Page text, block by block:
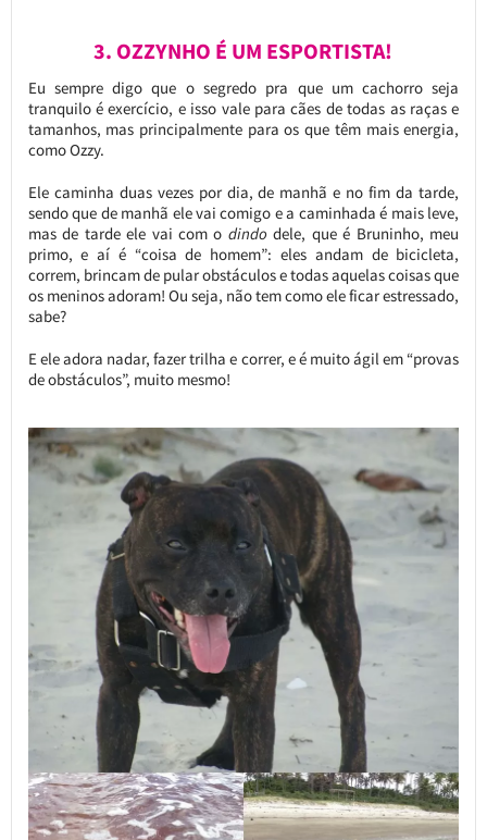
3. OZZYNHO É UM ESPORTISTA!
Eu sempre digo que o segredo pra que um cachorro seja
tranquilo é exercício, e isso vale para cães de todas as raças e
tamanhos, mas principalmente para os que têm mais energia,
como Ozzy.
Ele caminha duas vezes por dia, de manhã e no fim da tarde,
sendo que de manhã ele vai comigo e a caminhada é mais leve,
mas de tarde ele vai com o dindo dele, que é Bruninho, meu
primo, e aí é “coisa de homem”: eles andam de bicicleta,
correm, brincam de pular obstáculos e todas aquelas coisas que
os meninos adoram! Ou seja, não tem como ele ficar estressado,
sabe?
E ele adora nadar, fazer trilha e correr, e é muito ágil em “provas
de obstáculos”, muito mesmo!